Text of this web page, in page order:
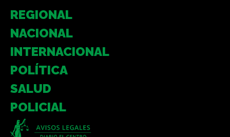
REGIONAL
NACIONAL
INTERNACIONAL
POLÍTICA
SALUD
POLICIAL